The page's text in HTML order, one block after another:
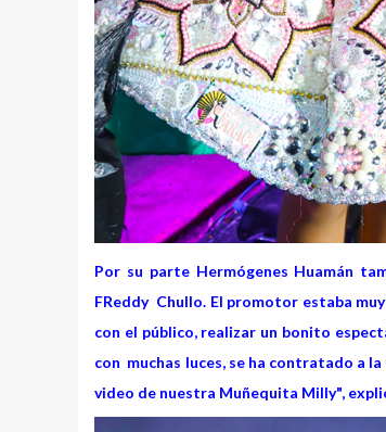
Por su parte Hermógenes Huamán
FReddy Chullo. El promotor estaba
con el público, realizar un bonito
con muchas luces, se ha contratado a
video de nuestra Muñequita Milly",